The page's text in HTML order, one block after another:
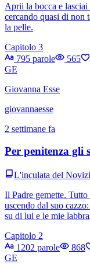
Aprii la bocca e lasciai
cercando quasi di non
la pelle.
Capitolo 3
795 parole
565
GE
Giovanna Esse
giovannaesse
2 settimane fa
Per penitenza gli
L'inculata del
Il Padre gemette.
uscendo dal suo
su di lui e le mie
Capitolo 2
1202 parole
868
GE